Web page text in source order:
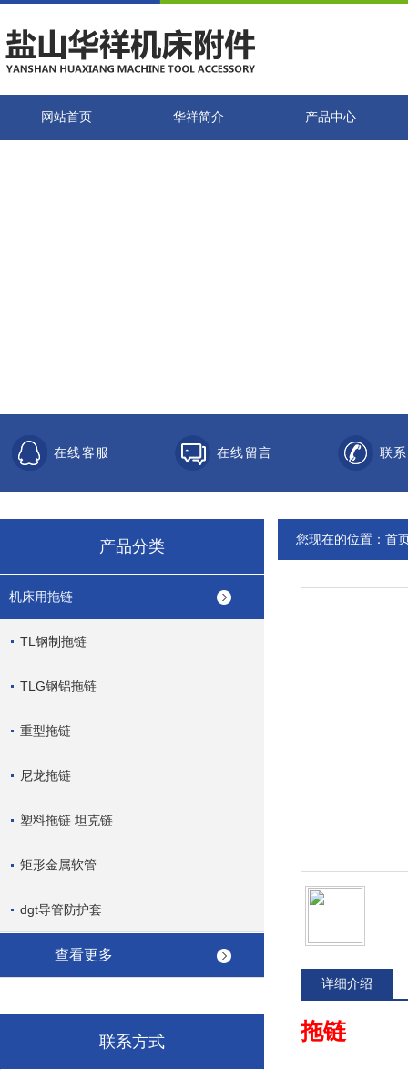
网站首页 华祥简介 产品中心
在线客服 在线留言 联
产品分类
机床用拖链
TL钢制拖链
TLG钢铝拖链
重型拖链
尼龙拖链
塑料拖链 坦克链
矩形金属软管
dgt导管防护套
查看更多
联系方式
您现在的位置： 首
详细介绍
拖链